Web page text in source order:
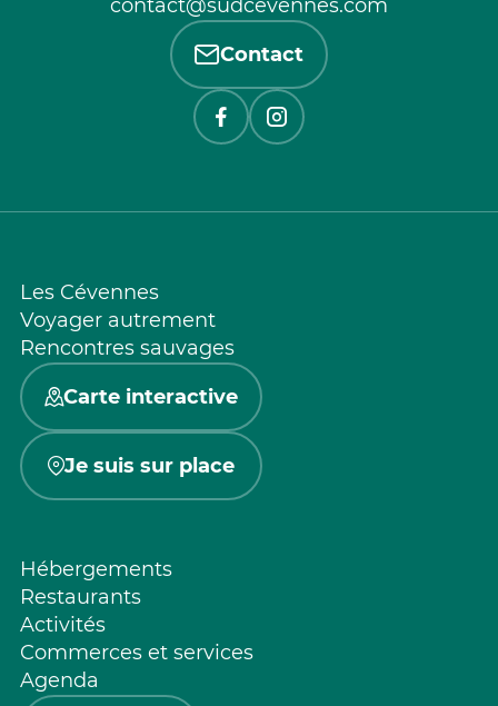
contact@sudcevennes.com
Contact
Les Cévennes
Voyager autrement
Rencontres sauvages
Carte interactive
Je suis sur place
Hébergements
Restaurants
Activités
Commerces et services
Agenda